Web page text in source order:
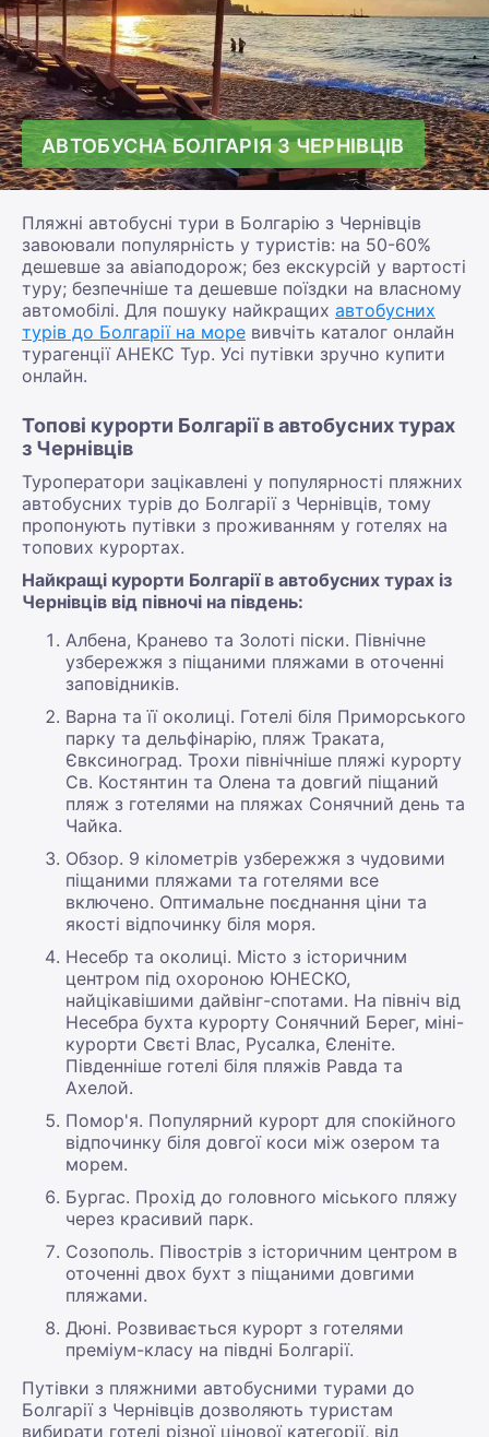
АВТОБУСНА БОЛГАРІЯ З ЧЕРНІВЦІВ
Пляжні автобусні тури в Болгарію з Чернівців
завоювали популярність у туристів: на 50-60%
дешевше за авіаподорож; без екскурсій у вартості
туру; безпечніше та дешевше поїздки на власному
автомобілі. Для пошуку найкращих автобусних
турів до Болгарії на море вивчіть каталог онлайн
турагенції АНЕКС Тур. Усі путівки зручно купити
онлайн.
Топові курорти Болгарії в автобусних турах
з Чернівців
Туроператори зацікавлені у популярності пляжних
автобусних турів до Болгарії з Чернівців, тому
пропонують путівки з проживанням у готелях на
топових курортах.
Найкращі курорти Болгарії в автобусних турах із
Чернівців від півночі на південь:
Албена, Кранево та Золоті піски. Північне
узбережжя з піщаними пляжами в оточенні
заповідників.
Варна та її околиці. Готелі біля Приморського
парку та дельфінарію, пляж Траката,
Євксиноград. Трохи північніше пляжі курорту
Св. Костянтин та Олена та довгий піщаний
пляж з готелями на пляжах Сонячний день та
Чайка.
Обзор. 9 кілометрів узбережжя з чудовими
піщаними пляжами та готелями все
включено. Оптимальне поєднання ціни та
якості відпочинку біля моря.
Несебр та околиці. Місто з історичним
центром під охороною ЮНЕСКО,
найцікавішими дайвінг-спотами. На північ від
Несебра бухта курорту Сонячний Берег, міні-
курорти Свєті Влас, Русалка, Єленіте.
Південніше готелі біля пляжів Равда та
Ахелой.
Помор'я. Популярний курорт для спокійного
відпочинку біля довгої коси між озером та
морем.
Бургас. Прохід до головного міського пляжу
через красивий парк.
Созополь. Півострів з історичним центром в
оточенні двох бухт з піщаними довгими
пляжами.
Дюні. Розвивається курорт з готелями
преміум-класу на півдні Болгарії.
Путівки з пляжними автобусними турами до
Болгарії з Чернівців дозволяють туристам
вибирати готелі різної цінової категорії, від